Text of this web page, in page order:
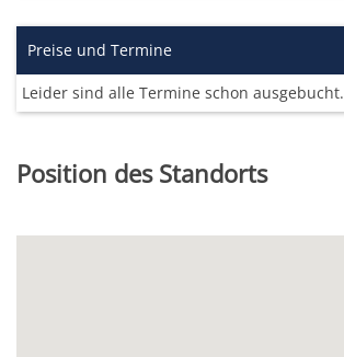
Preise und Termine
Leider sind alle Termine schon ausgebucht.
Position des Standorts